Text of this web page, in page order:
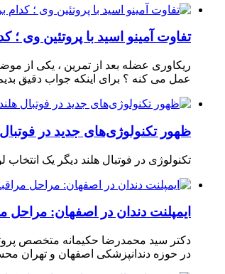
تفاوت آمینو اسید با پروتئین وی ؛
ریکاوری عضله بعد از تمرین ، یکی از
عمل می‌ کنه ؟ برای اینکه جواب دقیق بدیم
ظهور تکنولوژی‌های جدید در
تکنولوژی در فوتبال هلند دیگر یک
ایمپلنت دندان در اصفهان: مراحل
دکتر سید محمدرضا حکیمانه متخصص
در حوزه دندانپزشکی اصفهان و تهران